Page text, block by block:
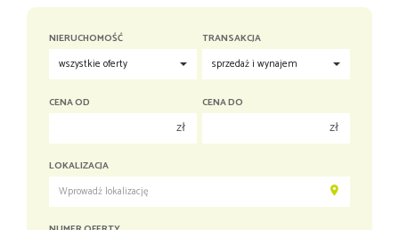
NIERUCHOMOŚĆ TRANSAKCJA
CENA OD
zł
250 000 zł
CENA DO
zł
250 000 zł
LOKALIZACJA